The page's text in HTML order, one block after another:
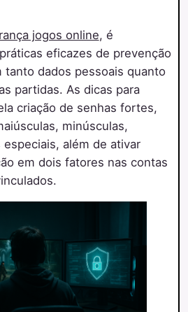
jogos online, é
eficazes de prevenção
tanto dados pessoais quanto
partidas. As dicas para
criação de senhas fortes,
minúsculas,
além de ativar
em dois fatores nas contas